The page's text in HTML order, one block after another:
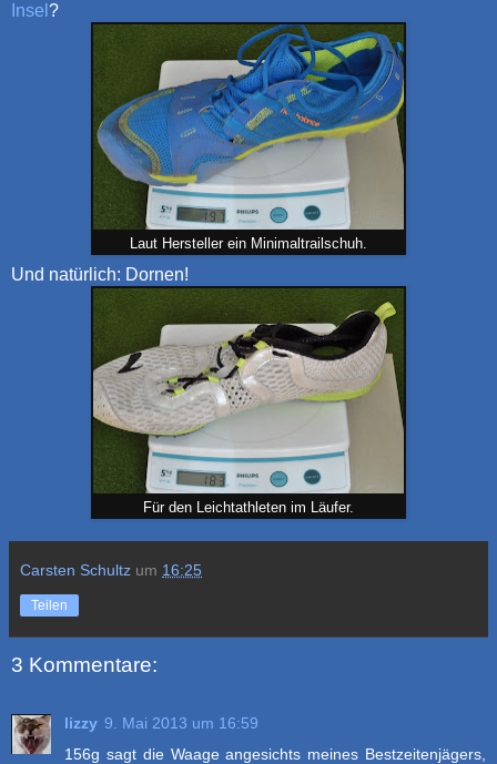
Insel ?
Laut Hersteller ein Minimaltrailschuh.
Und natürlich: Dornen!
Für den Leichtathleten im Läufer.
Carsten Schultz um 16:25
Teilen
3 Kommentare:
lizzy 9. Mai 2013 um 16:59
156g sagt die Waage angesichts meines Bestzeitenjägers,